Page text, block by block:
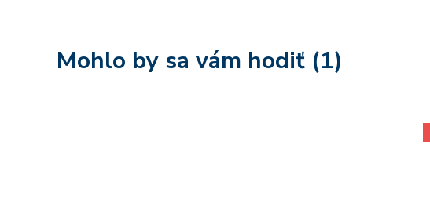
Mohlo by sa vám hodiť (1)